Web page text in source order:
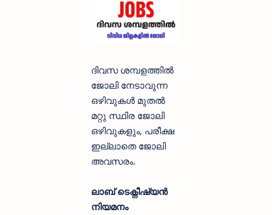
ദിവസ ശമ്പളത്തിൽ
ജോലി നേടാവുന്ന
ഒഴിവുകൾ മുതൽ
മറ്റു സ്ഥിര ജോലി
ഒഴിവുകളും, പരീക്ഷ
ഇല്ലാതെ ജോലി
അവസരം.
ലാബ് ടെക്നീഷ്യൻ
നിയമനം